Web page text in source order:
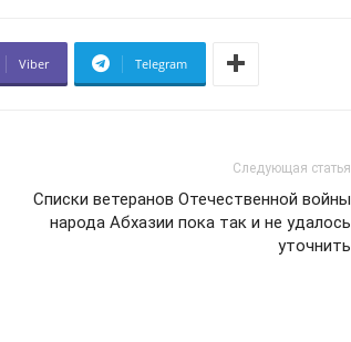
Viber Telegram
Следующая статья
Списки ветеранов Отечественной войны
народа Абхазии пока так и не удалось
уточнить